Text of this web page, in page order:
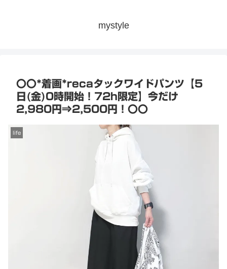
mystyle
〇〇*着画*recaタックワイドパンツ【5
日(金)0時開始！72h限定】今だけ
2,980円⇒2,500円！〇〇
life